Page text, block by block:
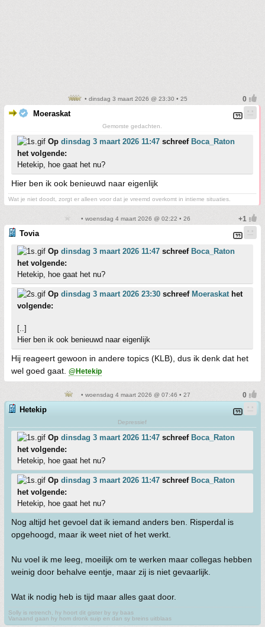
• dinsdag 3 maart 2026 @ 23:30 • 25
Moeraskat
Gemorste gedachten.
Op dinsdag 3 maart 2026 11:47 schreef Boca_Raton
het volgende:
Hetekip, hoe gaat het nu?
Hier ben ik ook benieuwd naar eigenlijk
Wat je niet doodt, zorgt er alleen voor dat je vreemd overkomt in intieme situaties.
• woensdag 4 maart 2026 @ 02:22 • 26
Tovia
Op dinsdag 3 maart 2026 11:47 schreef Boca_Raton
het volgende:
Hetekip, hoe gaat het nu?
Op dinsdag 3 maart 2026 23:30 schreef Moeraskathet
volgende:
[..]
Hier ben ik ook benieuwd naar eigenlijk
Hij reageert gewoon in andere topics (KLB), dus ik denk dat het
wel goed gaat. @Hetekip
• woensdag 4 maart 2026 @ 07:46 • 27
Hetekip
Depressief
Op dinsdag 3 maart 2026 11:47 schreef Boca_Raton
het volgende:
Hetekip, hoe gaat het nu?
Op dinsdag 3 maart 2026 11:47 schreef Boca_Raton
het volgende:
Hetekip, hoe gaat het nu?
Nog altijd het gevoel dat ik iemand anders ben. Risperdal is
opgehoogd, maar ik weet niet of het werkt.
Nu voel ik me leeg, moeilijk om te werken maar collegas hebben
weinig door behalve eentje, maar zij is niet gevaarlijk.
Wat ik nodig heb is tijd maar alles gaat door.
Solly is retrench, hy hoort dit gister by sy baas
Vanaand gaan hy hom dronk suip en dan sy breins uitblaas